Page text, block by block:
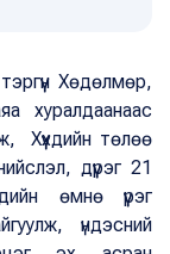
Хөдөлмөр,
хуралдаанаас
Хүүхдийн төлөө
дүүрэг 21
өмнө үүрэг
үндэсний